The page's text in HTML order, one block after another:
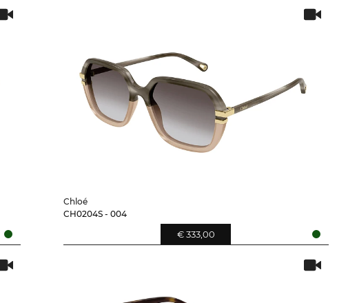
Chloé
CH0204S - 004
€ 333,00